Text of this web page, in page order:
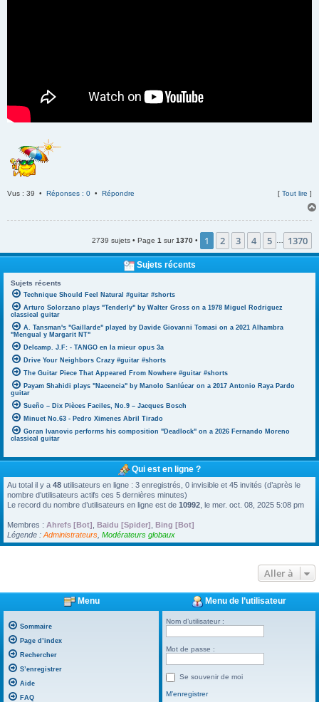
Vus : 39 • Réponses : 0 • Répondre [ Tout lire ]
2739 sujets • Page 1 sur1370 • 1 2 3 4 5 1370
Sujets récents
Sujets récents
Technique Should Feel Natural #guitar #shorts
Arturo Solorzano plays "Tenderly" by Walter Gross on a 1978 Miguel Rodriguez
classical guitar
A. Tansman's "Gaillarde" played by Davide Giovanni Tomasi on a 2021 Alhambra
"Mengual y Margarit NT"
Delcamp. J.F: - TANGO en la mieur opus 3a
Drive Your Neighbors Crazy #guitar #shorts
The Guitar Piece That Appeared From Nowhere #guitar #shorts
Payam Shahidi plays "Nacencia" by Manolo Sanlúcar on a 2017 Antonio Raya Pardo
guitar
Sueño – Dix Pièces Faciles, No.9 – Jacques Bosch
Minuet No.63 - Pedro Ximenes Abril Tirado
Goran Ivanovic performs his composition "Deadlock" on a 2026 Fernando Moreno
classical guitar
Qui est en ligne ?
Au total il y a 48 utilisateurs en ligne : 3 enregistrés, 0 invisible et 45 invités (d’après le
nombre d’utilisateurs actifs ces 5 dernières minutes)
Le record du nombre d’utilisateurs en ligne est de 10992 , le mer. oct. 08, 2025 5:08 pm
Membres : Ahrefs [Bot] Baidu [Spider] Bing [Bot]
Légende : Administrateurs Modérateurs globaux
Aller à
Menu
Sommaire
Page d’index
Rechercher
S’enregistrer
Aide
FAQ
Menu de l’utilisateur
Nom d’utilisateur :
Mot de passe :
Se souvenir de moi
M’enregistrer